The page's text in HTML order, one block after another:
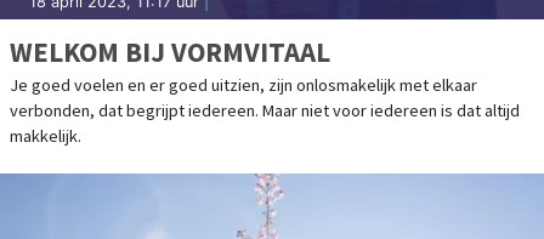
WELKOM BIJ VORMVITAAL
Je goed voelen en er goed uitzien, zijn onlosmakelijk met elkaar
verbonden, dat begrijpt iedereen. Maar niet voor iedereen is dat altijd
makkelijk.